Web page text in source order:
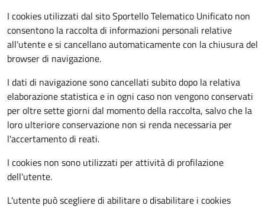
I cookies utilizzati dal sito Sportello Telematico Unificato non
consentono la raccolta di informazioni personali relative
all'utente e si cancellano automaticamente con la chiusura del
browser di navigazione.
I dati di navigazione sono cancellati subito dopo la relativa
elaborazione statistica e in ogni caso non vengono conservati
per oltre sette giorni dal momento della raccolta, salvo che la
loro ulteriore conservazione non si renda necessaria per
l'accertamento di reati.
I cookies non sono utilizzati per attività di profilazione
dell'utente.
L'utente può scegliere di abilitare o disabilitare i cookies